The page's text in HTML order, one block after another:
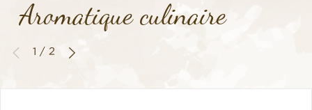
Aromatique culinaire
1 / 2